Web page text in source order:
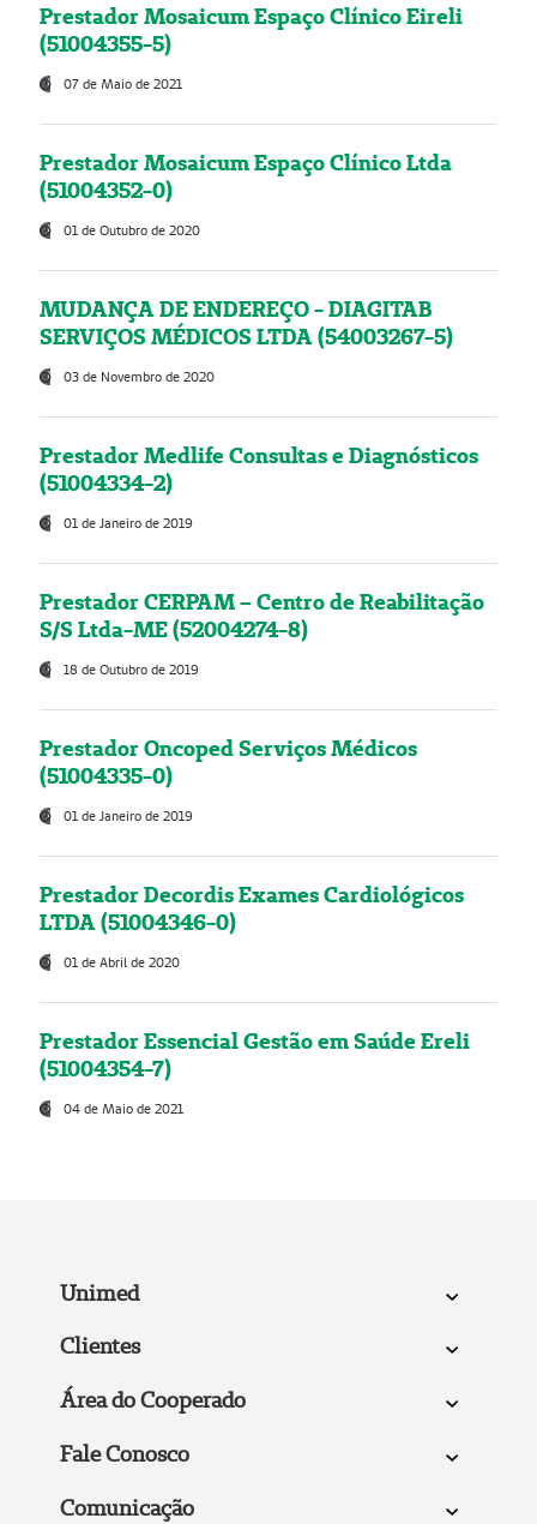
Prestador Mosaicum Espaço Clínico Eireli
(51004355-5)
07 de Maio de 2021
Prestador Mosaicum Espaço Clínico Ltda
(51004352-0)
01 de Outubro de 2020
MUDANÇA DE ENDEREÇO - DIAGITAB
SERVIÇOS MÉDICOS LTDA (54003267-5)
03 de Novembro de 2020
Prestador Medlife Consultas e Diagnósticos
(51004334-2)
01 de Janeiro de 2019
Prestador CERPAM – Centro de Reabilitação
S/S Ltda-ME (52004274-8)
18 de Outubro de 2019
Prestador Oncoped Serviços Médicos
(51004335-0)
01 de Janeiro de 2019
Prestador Decordis Exames Cardiológicos
LTDA (51004346-0)
01 de Abril de 2020
Prestador Essencial Gestão em Saúde Ereli
(51004354-7)
04 de Maio de 2021
Unimed
Clientes
Área do Cooperado
Fale Conosco
Comunicação